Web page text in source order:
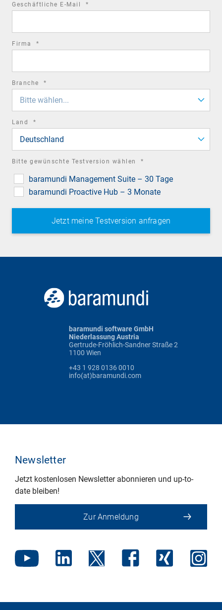
Geschäftliche E-Mail *
Firma *
Branche *
Bitte wählen...
Land *
Deutschland
Bitte gewünschte Testversion wählen *
baramundi Management Suite – 30 Tage
baramundi Proactive Hub – 3 Monate
baramundi software GmbH
Niederlassung Austria
Gertrude-Fröhlich-Sandner Straße 2
1100 Wien
+43 1 928 0136 0010
info(at)baramundi.com
Newsletter
Jetzt kostenlosen Newsletter abonnieren und up-to-
date bleiben!
Zur Anmeldung